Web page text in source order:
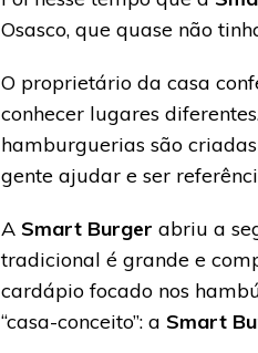
Osasco, que quase não
O proprietário da casa
conhecer lugares
hamburguerias são
gente ajudar e ser
A Smart Burger abriu a
tradicional é grande e
cardápio focado nos
“casa-conceito”: a Smart